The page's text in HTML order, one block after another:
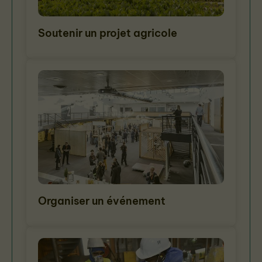
Soutenir un projet agricole
Organiser un événement